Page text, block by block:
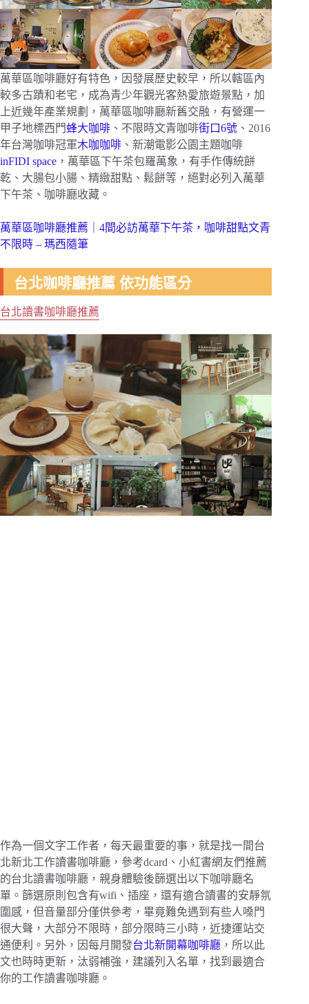
萬華區咖啡廳好有特色，因發展歷史較早，所以轄區內
較多古蹟和老宅，成為青少年觀光客熱愛旅遊景點，加
上近幾年產業規劃，萬華區咖啡廳新舊交融，有營運一
甲子地標西門蜂大咖啡 、不限時文青咖啡街口6號 、2016
年台灣咖啡冠軍木咖咖啡 、新潮電影公園主題咖啡
inFIDI space ，萬華區下午茶包羅萬象，有手作傳統餅
乾、大腸包小腸、精緻甜點、鬆餅等，絕對必列入萬華
下午茶、咖啡廳收藏。
萬華區咖啡廳推薦｜4間必訪萬華下午茶，咖啡甜點文青
不限時 – 瑪西隨筆
台北咖啡廳推薦 依功能區分
台北讀書咖啡廳推薦
作為一個文字工作者，每天最重要的事，就是找一間台
北新北工作讀書咖啡廳，參考dcard、小紅書網友們推薦
的台北讀書咖啡廳，親身體驗後篩選出以下咖啡廳名
單。篩選原則包含有wifi、插座，還有適合讀書的安靜氛
圍感，但音量部分僅供參考，畢竟難免遇到有些人嗓門
很大聲，大部分不限時，部分限時三小時，近捷運站交
通便利。另外，因每月開發台北新開幕咖啡廳 ，所以此
文也時時更新，汰弱補強，建議列入名單，找到最適合
你的工作讀書咖啡廳。